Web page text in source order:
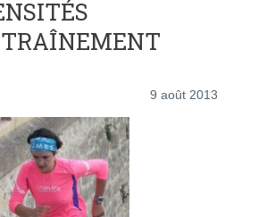
9 août 2013